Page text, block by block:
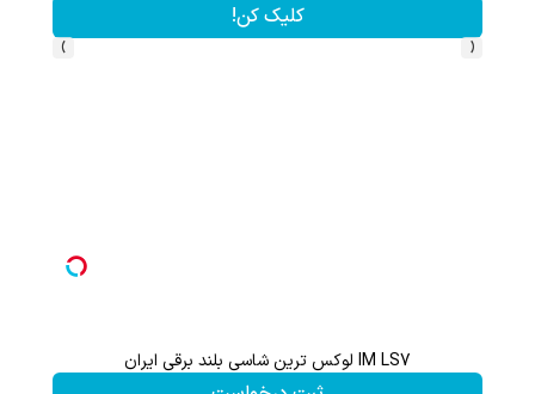
کلیک کن!
‹
›
IM LS7 لوکس ترین شاسی بلند برقی ایران